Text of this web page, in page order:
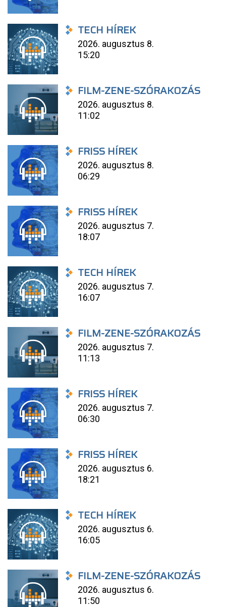
TECH HÍREK
2026. augusztus 8.
15:20
FILM-ZENE-SZÓRAKOZÁS
2026. augusztus 8.
11:02
FRISS HÍREK
2026. augusztus 8.
06:29
FRISS HÍREK
2026. augusztus 7.
18:07
TECH HÍREK
2026. augusztus 7.
16:07
FILM-ZENE-SZÓRAKOZÁS
2026. augusztus 7.
11:13
FRISS HÍREK
2026. augusztus 7.
06:30
FRISS HÍREK
2026. augusztus 6.
18:21
TECH HÍREK
2026. augusztus 6.
16:05
FILM-ZENE-SZÓRAKOZÁS
2026. augusztus 6.
11:50